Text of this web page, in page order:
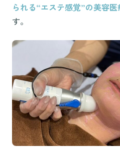
られる“エステ感覚”の美容医
す。